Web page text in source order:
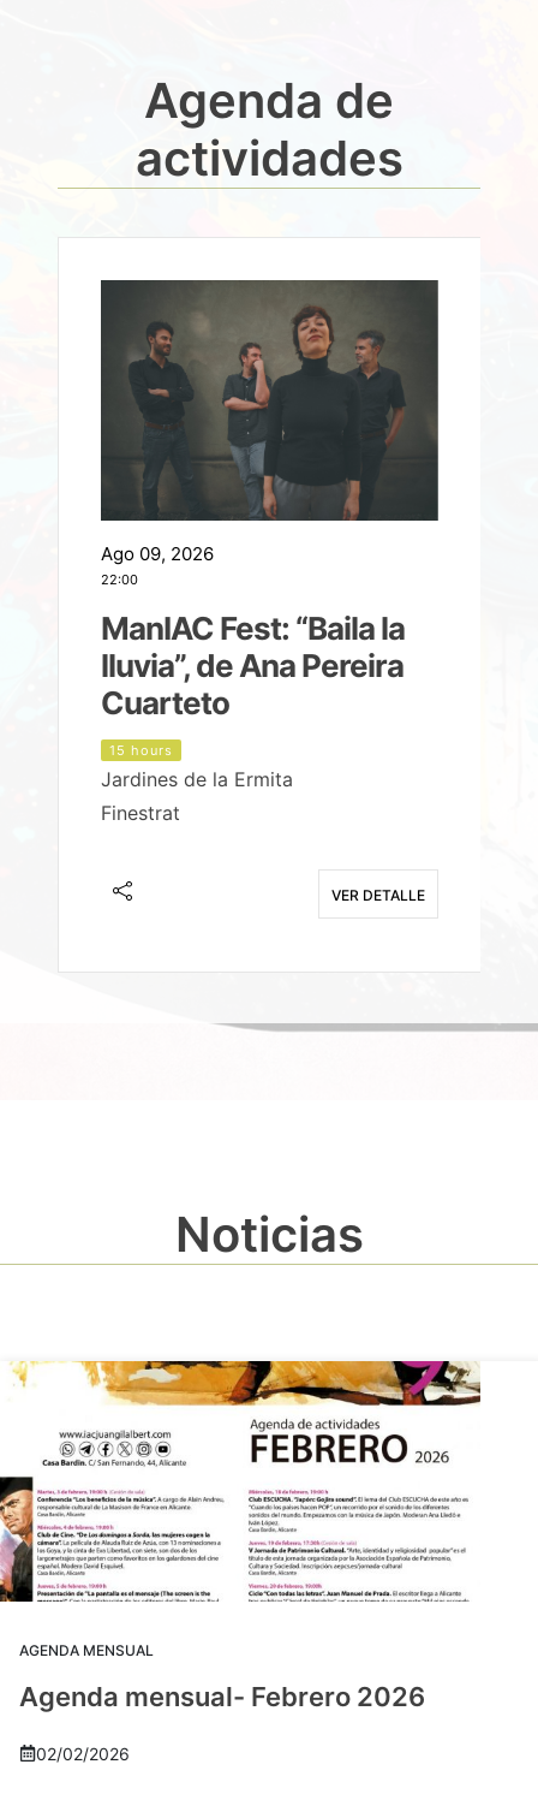
Agenda de
actividades
Ago 09, 2026
22:00
ManIAC Fest: “Baila la
lluvia”, de Ana Pereira
Cuarteto
15 hours
Jardines de la Ermita
Finestrat
VER DETALLE
Noticias
AGENDA MENSUAL
Agenda mensual- Febrero 2026
02/02/2026